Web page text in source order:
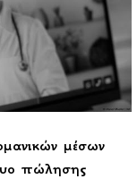
μέσων
πώλησης